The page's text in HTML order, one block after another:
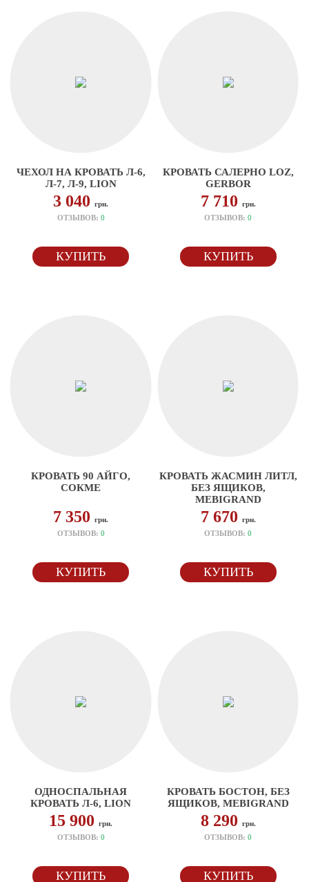
ЧЕХОЛ НА КРОВАТЬ Л-6,
Л-7, Л-9, LION
3 040грн.
ОТЗЫВОВ: 0
КУПИТЬ
КРОВАТЬ САЛЕРНО LOZ,
GERBOR
7 710 грн.
ОТЗЫВОВ:0
КУПИТЬ
КРОВАТЬ 90 АЙГО,
СОКМЕ
7 350грн.
ОТЗЫВОВ: 0
КУПИТЬ
КРОВАТЬ ЖАСМИН ЛИТЛ,
БЕЗ ЯЩИКОВ,
MEBIGRAND
7 670 грн.
ОТЗЫВОВ:0
КУПИТЬ
ОДНОСПАЛЬНАЯ
КРОВАТЬ Л-6, LION
15 900грн.
ОТЗЫВОВ: 0
КУПИТЬ
КРОВАТЬ БОСТОН, БЕЗ
ЯЩИКОВ, MEBIGRAND
8 290 грн.
ОТЗЫВОВ:0
КУПИТЬ